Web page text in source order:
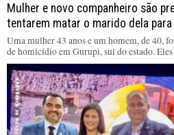
Mulher e novo companheiro são
tentarem matar o marido dela
Uma mulher 43 anos e um homem, de 40,
de homicídio em Gurupi, sul do estado. Eles